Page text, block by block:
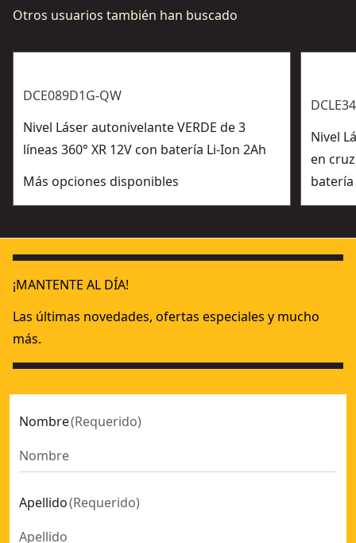
Otros usuarios también han buscado
DCE089D1G-QW
Nivel Láser autonivelante VERDE de 3
líneas 360° XR 12V con batería Li-Ion 2Ah
Más opciones disponibles
Nivel
en
batería
¡MANTENTE AL DÍA!
Las últimas novedades, ofertas especiales y mucho
más.
Nombre(Requerido)
Apellido(Requerido)